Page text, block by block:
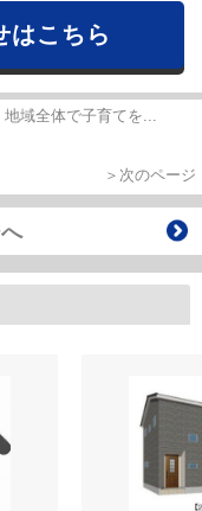
はこちら
地域全体で子育てを...
＞次のページ